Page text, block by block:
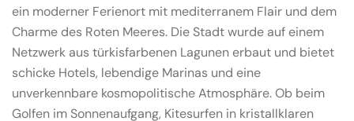
ein moderner Ferienort mit mediterranem Flair und dem
Charme des Roten Meeres. Die Stadt wurde auf einem
Netzwerk aus türkisfarbenen Lagunen erbaut und bietet
schicke Hotels, lebendige Marinas und eine
unverkennbare kosmopolitische Atmosphäre. Ob beim
Golfen im Sonnenaufgang, Kitesurfen in kristallklaren